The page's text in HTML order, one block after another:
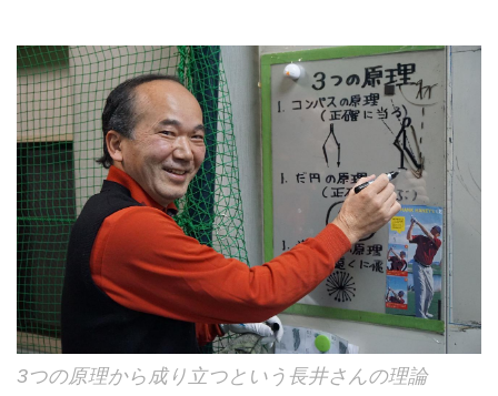
3つの原理から成り立つという長井さんの理論